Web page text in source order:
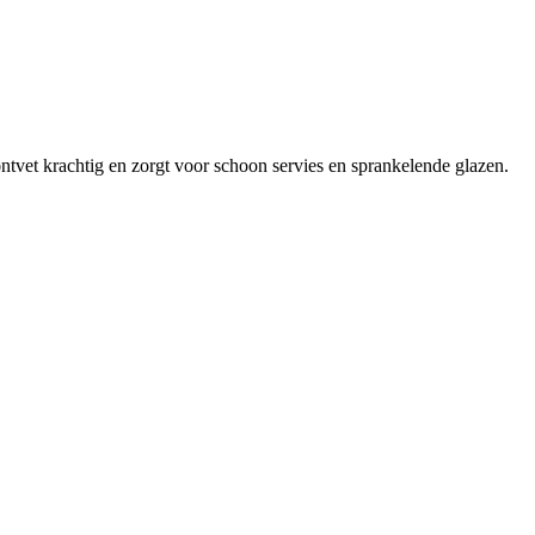
krachtig en zorgt voor schoon servies en sprankelende glazen.